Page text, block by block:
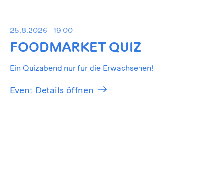
25.8.2026 19:00
FOODMARKET QUIZ
Ein Quizabend nur für die Erwachsenen!
Event Details öffnen